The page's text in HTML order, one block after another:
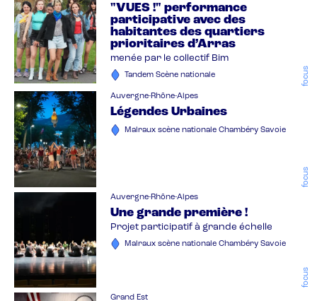
"VUES !" performance
participative avec des
habitantes des quartiers
prioritaires d’Arras
menée par le collectif Bim
Tandem Scène nationale focus
Auvergne-Rhône-Alpes
Légendes Urbaines
Malraux scène nationale Chambéry Savoie
focus
Auvergne-Rhône-Alpes
Une grande première !
Projet participatif à grande échelle
Malraux scène nationale Chambéry Savoie
focus
Grand Est